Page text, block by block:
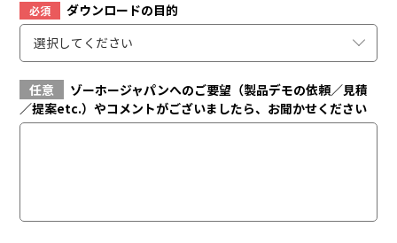
必須
ダウンロードの目的
選択してください
任意
ゾーホージャパンへのご要望（製品デモの依頼／見積
／提案etc.）やコメントがございましたら、お聞かせください